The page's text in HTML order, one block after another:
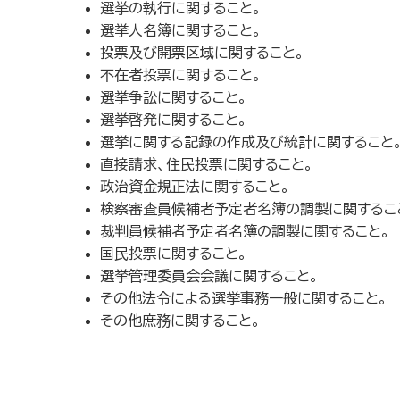
選挙の執行に関すること。
選挙人名簿に関すること。
投票及び開票区域に関すること。
不在者投票に関すること。
選挙争訟に関すること。
選挙啓発に関すること。
選挙に関する記録の作成及び統計に関すること
直接請求、住民投票に関すること。
政治資金規正法に関すること。
検察審査員候補者予定者名簿の調製に関するこ
裁判員候補者予定者名簿の調製に関すること。
国民投票に関すること。
選挙管理委員会会議に関すること。
その他法令による選挙事務一般に関すること。
その他庶務に関すること。